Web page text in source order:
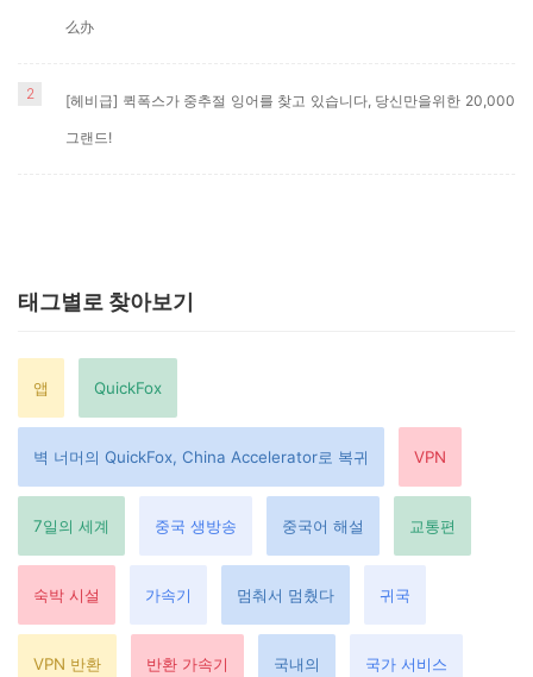
么办
2 [헤비급] 퀵폭스가 중추절 잉어를 찾고 있습니다, 당신만을위한 20,000
그랜드!
태그별로 찾아보기
앱 QuickFox
벽 너머의 QuickFox, China Accelerator로 복귀 VPN
7일의 세계 중국 생방송 중국어 해설 교통편
숙박 시설 가속기 멈춰서 멈췄다 귀국
VPN 반환 반환 가속기 국내의 국가 서비스